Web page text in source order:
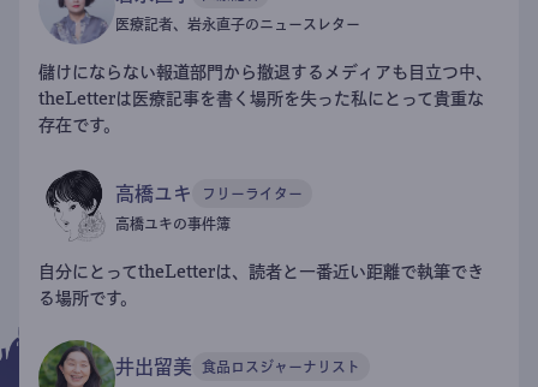
医療記者、岩永直子のニュースレター
儲けにならない報道部門から撤退するメディアも目立つ中、
theLetterは医療記事を書く場所を失った私にとって貴重な
存在です。
高橋ユキ フリーライター
高橋ユキの事件簿
自分にとってtheLetterは、読者と一番近い距離で執筆でき
る場所です。
井出留美 食品ロスジャーナリスト